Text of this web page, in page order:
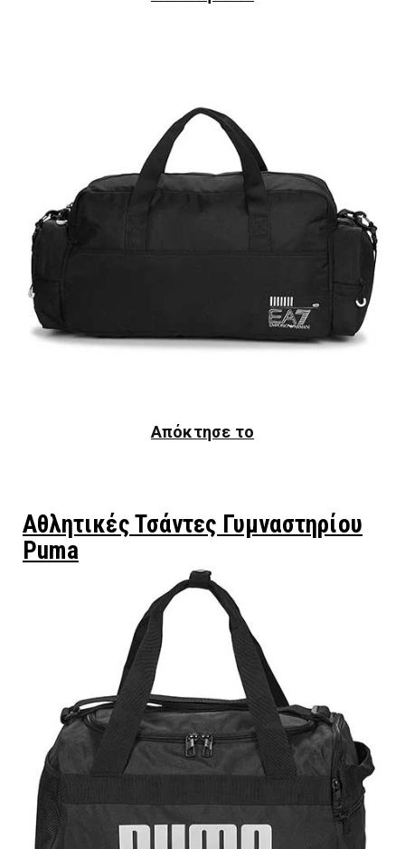
Απόκτησε το
Αθλητικές Τσάντες Γυμναστηρίου
Puma